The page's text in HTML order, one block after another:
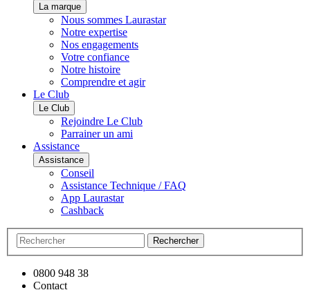
La marque
Nous sommes Laurastar
Notre expertise
Nos engagements
Votre confiance
Notre histoire
Comprendre et agir
Le Club
Le Club
Rejoindre Le Club
Parrainer un ami
Assistance
Assistance
Conseil
Assistance Technique / FAQ
App Laurastar
Cashback
Rechercher
0800 948 38
Contact